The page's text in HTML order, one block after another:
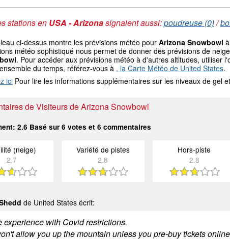
stations en USA - Arizonasignalent aussi:poudreuse (0)/
ci-dessus montre les prévisions météo pour Arizona Snowbowl
météo sophistiqué nous permet de donner des prévisions de
. Pour accéder aux prévisions météo à d'autres altitudes, utiliser
du temps, référez-vous à , la Carte Météo de United States.
ici Pour lire les informations supplémentaires sur les niveaux de gel
de Visiteurs de Arizona Snowbowl
2.6 Basé sur 6 votes et 6 commentaires
(neige)
2.7
Variété de pistes
2.8
Hors-piste
2.8
de United States écrit:
experience with Covid restrictions.
allow you up the mountain unless you pre-buy tickets